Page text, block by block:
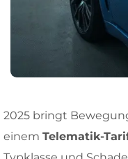
2025 bringt
einem Telematik-